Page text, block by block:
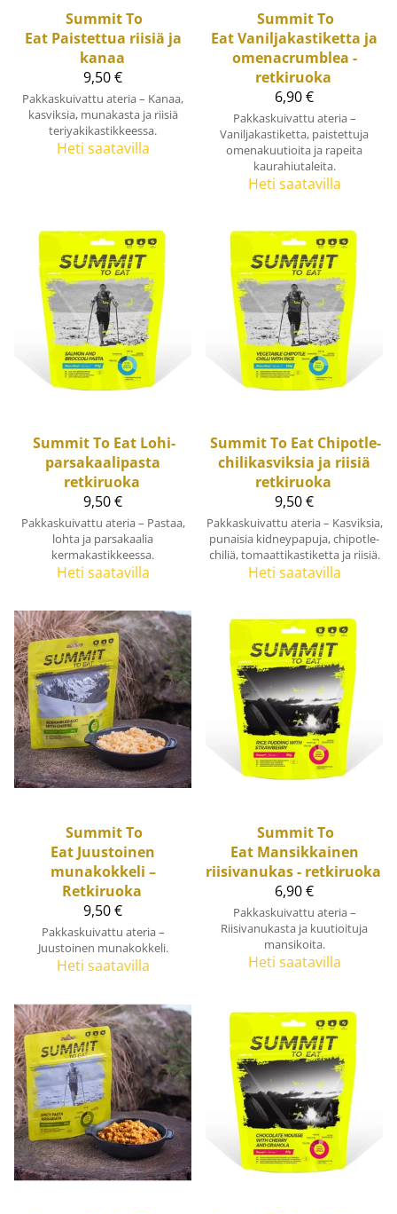
Summit To
Eat Paistettua riisiä ja
kanaa
9,50 €
Pakkaskuivattu ateria – Kanaa,
kasviksia, munakasta ja riisiä
teriyakikastikkeessa.
Heti saatavilla
Summit To
EatVaniljakastiketta ja
omenacrumblea -
retkiruoka
6,90 €
Pakkaskuivattu ateria –
Vaniljakastiketta, paistettuja
omenakuutioita ja rapeita
kaurahiutaleita.
Heti saatavilla
Summit To Eat Lohi-
parsakaalipasta
retkiruoka
9,50 €
Pakkaskuivattu ateria – Pastaa,
lohta ja parsakaalia
kermakastikkeessa.
Heti saatavilla
Summit To Eat Chipotle-
chilikasviksia ja riisiä
retkiruoka
9,50 €
Pakkaskuivattu ateria – Kasviksia,
punaisia kidneypapuja, chipotle-
chiliä, tomaattikastiketta ja riisiä.
Heti saatavilla
Summit To
Eat Juustoinen
munakokkeli –
Retkiruoka
9,50 €
Pakkaskuivattu ateria –
Juustoinen munakokkeli.
Heti saatavilla
Summit To
Eat Mansikkainen
riisivanukas - retkiruoka
6,90 €
Pakkaskuivattu ateria –
Riisivanukasta ja kuutioituja
mansikoita.
Heti saatavilla